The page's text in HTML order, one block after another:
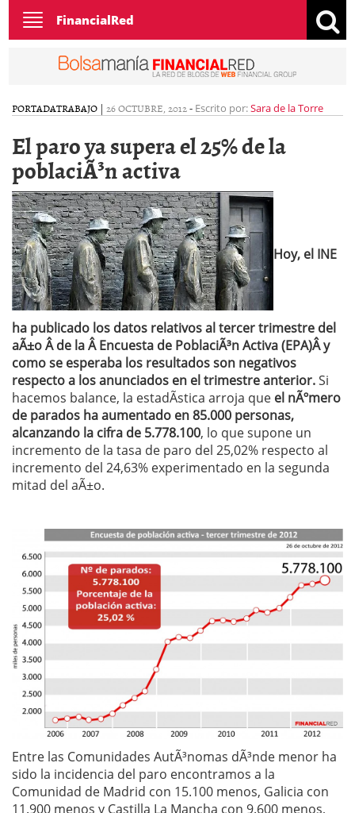
Toggle
navigation
FinancialRed
PORTADATRABAJO | 26 OCTUBRE, 2012- Escrito por:Sara de la Torre
El paro ya supera el 25% de la
poblaciÃ³n activa
Hoy, el INE
ha publicado los datos relativos al tercer trimestre del
aÃ±o Â de laÂ Encuesta de PoblaciÃ³n Activa (EPA)Â y
como se esperaba los resultados son negativos
respecto a los anunciados en el trimestre anterior.Si
hacemos balance, la estadÃ­stica arroja que el nÃºmero
de parados ha aumentado en 85.000 personas,
alcanzando la cifra de 5.778.100, lo que supone un
incremento de la tasa de paro del 25,02% respecto al
incremento del 24,63% experimentado en la segunda
mitad del aÃ±o.
Entre las Comunidades AutÃ³nomas dÃ³nde menor ha
sido la incidencia del paro encontramos a la
Comunidad de Madrid con 15.100 menos, Galicia con
11.900 menos y Castilla La Mancha con 9.600 menos,